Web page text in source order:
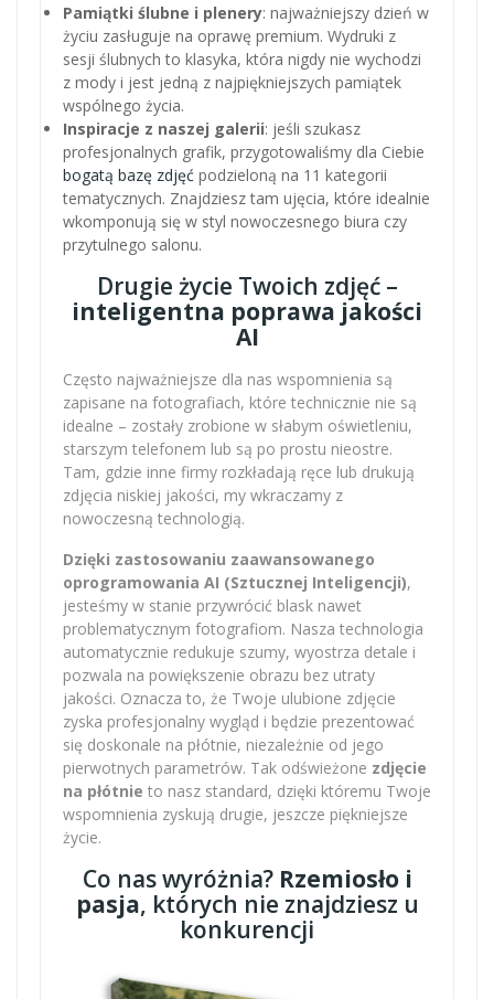
Pamiątki ślubne i plenery: najważniejszy dzień w
życiu zasługuje na oprawę premium. Wydruki z
sesji ślubnych to klasyka, która nigdy nie wychodzi
z mody i jest jedną z najpiękniejszych pamiątek
wspólnego życia.
Inspiracje z naszej galerii: jeśli szukasz
profesjonalnych grafik, przygotowaliśmy dla Ciebie
bogatą bazę zdjęć podzieloną na 11 kategorii
tematycznych. Znajdziesz tam ujęcia, które idealnie
wkomponują się w styl nowoczesnego biura czy
przytulnego salonu.
Drugie życie Twoich zdjęć –
inteligentna poprawa jakości
AI
Często najważniejsze dla nas wspomnienia są
zapisane na fotografiach, które technicznie nie są
idealne – zostały zrobione w słabym oświetleniu,
starszym telefonem lub są po prostu nieostre.
Tam, gdzie inne firmy rozkładają ręce lub drukują
zdjęcia niskiej jakości, my wkraczamy z
nowoczesną technologią.
Dzięki zastosowaniu zaawansowanego
oprogramowania AI (Sztucznej Inteligencji),
jesteśmy w stanie przywrócić blask nawet
problematycznym fotografiom. Nasza technologia
automatycznie redukuje szumy, wyostrza detale i
pozwala na powiększenie obrazu bez utraty
jakości. Oznacza to, że Twoje ulubione zdjęcie
zyska profesjonalny wygląd i będzie prezentować
się doskonale na płótnie, niezależnie od jego
pierwotnych parametrów. Tak odświeżone zdjęcie
na płótnie to nasz standard, dzięki któremu Twoje
wspomnienia zyskują drugie, jeszcze piękniejsze
życie.
Co nas wyróżnia? Rzemiosło i
pasja, których nie znajdziesz u
konkurencji